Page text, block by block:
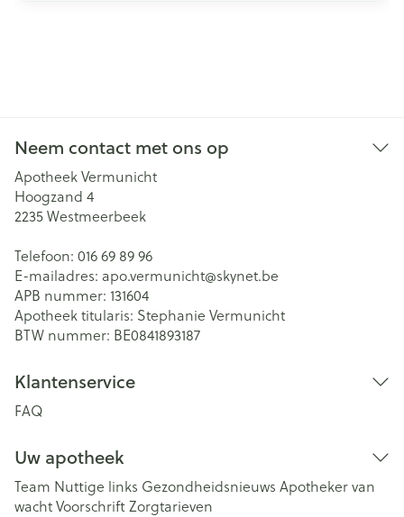
Neem contact met ons op
Apotheek Vermunicht
Hoogzand 4
2235Westmeerbeek
Telefoon: 016 69 89 96
E-mailadres: apo.vermunicht@skynet.be
APB nummer: 131604
Apotheek titularis: Stephanie Vermunicht
BTW nummer: BE0841893187
Klantenservice
FAQ
Uw apotheek
Team Nuttige links Gezondheidsnieuws Apotheker van
wachtVoorschriftZorgtarieven